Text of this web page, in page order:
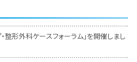
整形外科ケースフォーラム」を開催しまし